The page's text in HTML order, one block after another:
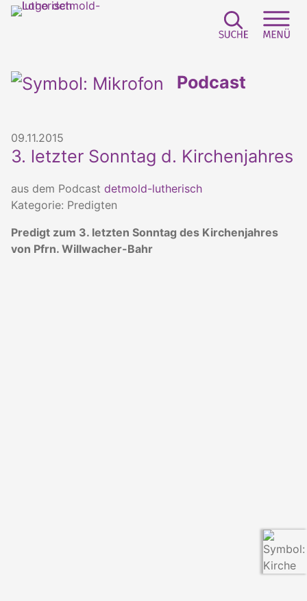
Podcast
09.11.2015
3. letzter Sonntag d. Kirchenjahres
aus dem Podcast detmold-lutherisch
Kategorie: Predigten
Predigt zum 3. letzten Sonntag des Kirchenjahres
von Pfrn. Willwacher-Bahr